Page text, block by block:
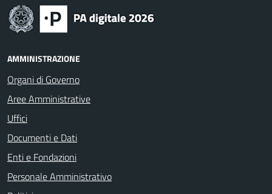
AMMINISTRAZIONE
Organi di Governo
Aree Amministrative
Uffici
Documenti e Dati
Enti e Fondazioni
Personale Amministrativo